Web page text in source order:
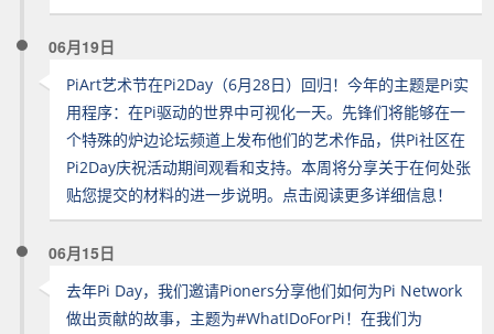
06月19日
PiArt艺术节在Pi2Day（6月28日）回归！今年的主题是Pi实
用程序：在Pi驱动的世界中可视化一天。先锋们将能够在一
个特殊的炉边论坛频道上发布他们的艺术作品，供Pi社区在
Pi2Day庆祝活动期间观看和支持。本周将分享关于在何处张
贴您提交的材料的进一步说明。点击阅读更多详细信息！
06月15日
去年Pi Day，我们邀请Pioners分享他们如何为Pi Network
做出贡献的故事，主题为#WhatIDoForPi！在我们为